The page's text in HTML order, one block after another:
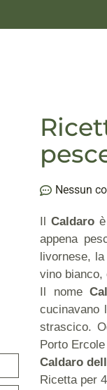
Nessun
IlCaldaro
appena
livornese,
vino bianco,
Il nome
cucinavano
strascico.
Porto
Caldaro
Ricetta per